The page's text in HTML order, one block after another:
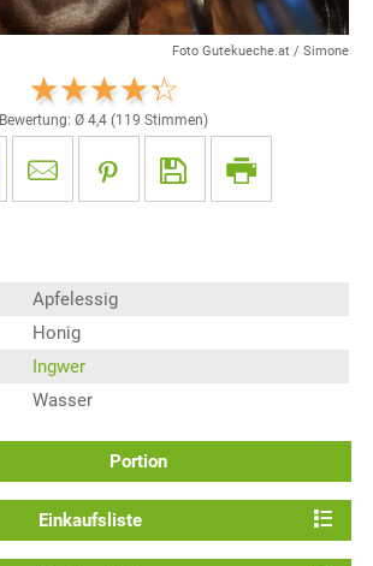
Foto Gutekueche.at / Simone
Bewertung: Ø 4,4 (119 Stimmen)
Apfelessig
Honig
Ingwer
Wasser
Portion
Einkaufsliste